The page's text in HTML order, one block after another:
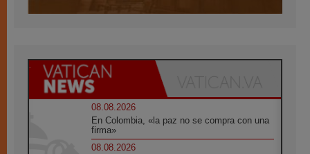
08.08.2026
En Colombia, «la paz no se compra con una
firma»
08.08.2026